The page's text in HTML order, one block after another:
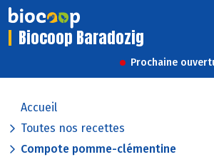
Biocoop Baradozig
Prochaine
Accueil
Toutes nos recettes
Compote pomme-clémentine